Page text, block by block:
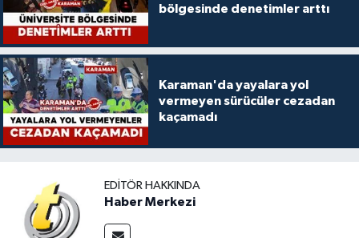
bölgesinde denetimler arttı
Karaman'da yayalara yol
vermeyen sürücüler cezadan
kaçamadı
EDITÖR HAKKINDA
Haber Merkezi